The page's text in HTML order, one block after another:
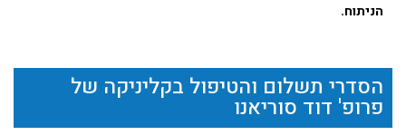
הניתוח.
הסדרי תשלום והטיפול בקליניקה של
פרופ' דוד סוריאנו